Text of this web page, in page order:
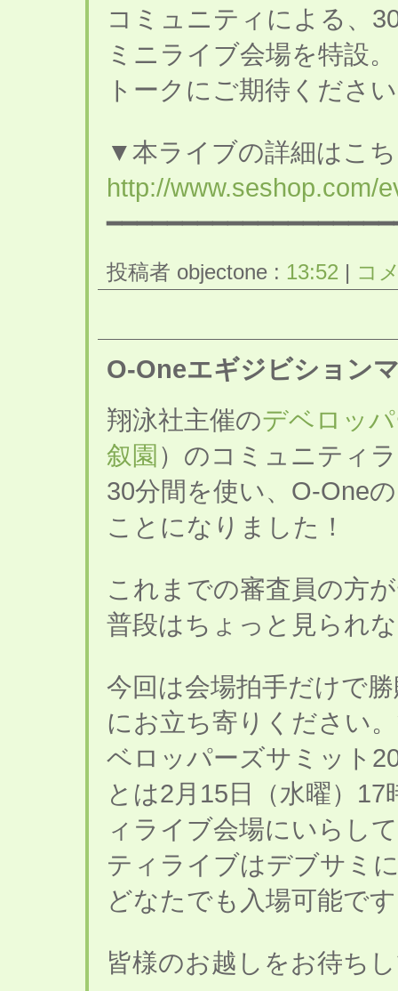
コミュニティによる、
ミニライブ会場を特設
トークにご期待くださ
▼本ライブの詳細はこ
http://www.seshop.com/
投稿者 objectone : 13:52 | コ
O-Oneエギジビション
翔泳社主催のデベロッ
叙園 ）のコミュニティ
30分間を使い、O-One
ことになりました！
これまでの審査員の方
普段はちょっと見られ
今回は会場拍手だけで
にお立ち寄りください
ベロッパーズサミット
とは2月15日（水曜）
ィライブ会場にいらし
ティライブはデブサミ
どなたでも入場可能で
皆様のお越しをお待ち